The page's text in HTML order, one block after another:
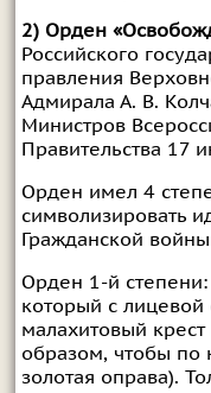
2) Орден
Российского
правления
Адмирала А. В.
Министров
Правительства 17
Орден имел 4
символизировать
Гражданской
Орден 1-й
который с
малахитовый
образом, чтобы по
золотая оправа).